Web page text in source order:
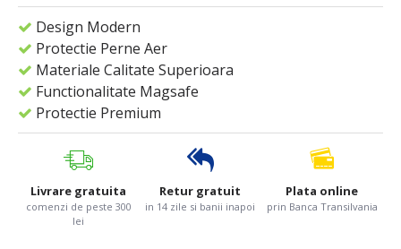
Design Modern
Protectie Perne Aer
Materiale Calitate Superioara
Functionalitate Magsafe
Protectie Premium
Livrare gratuita
comenzi de peste 300
lei
Retur gratuit
in 14 zile si banii inapoi
Plata online
prin Banca Transilvania